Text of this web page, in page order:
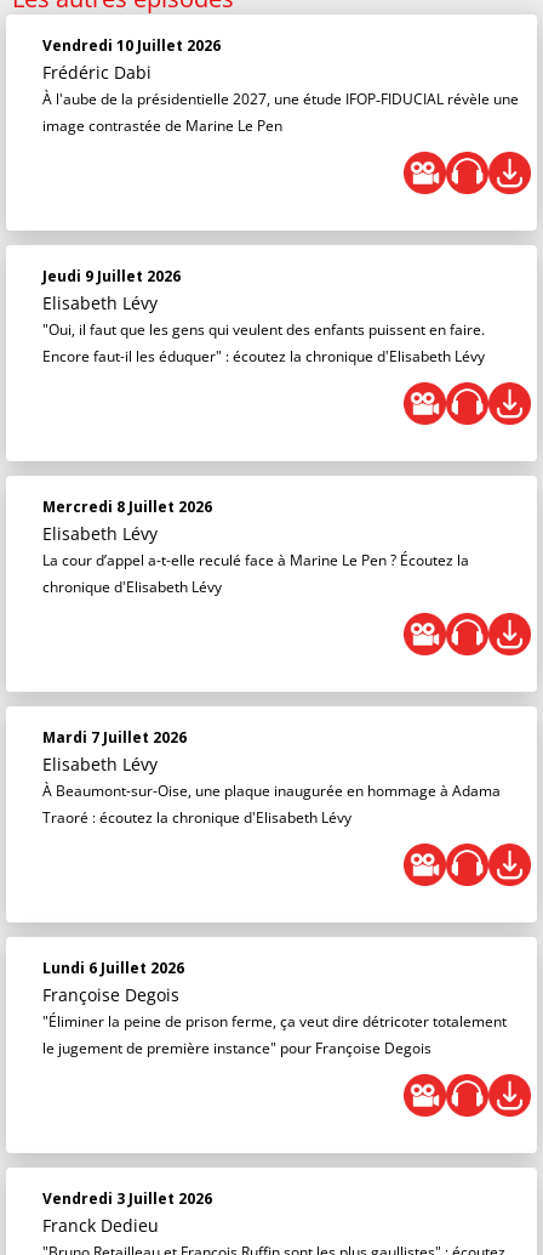
Vendredi 10 Juillet 2026
Frédéric Dabi
À l'aube de la présidentielle 2027, une étude IFOP‑FIDUCIAL révèle une
image contrastée de Marine Le Pen
Jeudi 9 Juillet 2026
Elisabeth Lévy
"Oui, il faut que les gens qui veulent des enfants puissent en faire.
Encore faut-il les éduquer" : écoutez la chronique d'Elisabeth Lévy
Mercredi 8 Juillet 2026
Elisabeth Lévy
La cour d’appel a-t-elle reculé face à Marine Le Pen ? Écoutez la
chronique d'Elisabeth Lévy
Mardi 7 Juillet 2026
Elisabeth Lévy
À Beaumont-sur-Oise, une plaque inaugurée en hommage à Adama
Traoré : écoutez la chronique d'Elisabeth Lévy
Lundi 6 Juillet 2026
Françoise Degois
"Éliminer la peine de prison ferme, ça veut dire détricoter totalement
le jugement de première instance" pour Françoise Degois
Vendredi 3 Juillet 2026
Franck Dedieu